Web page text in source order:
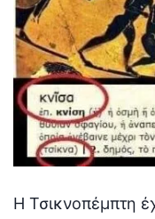
Η Τσικνοπέμπτη